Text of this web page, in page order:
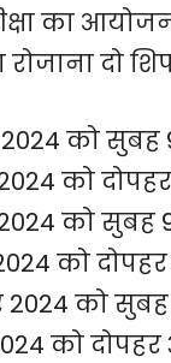
का
रोजाना दो
को
को
को सुबह
को
2024 को
को